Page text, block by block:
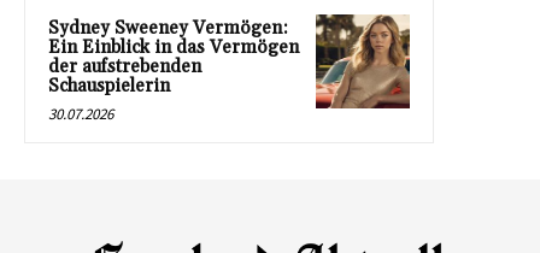
Sydney Sweeney Vermögen:
Ein Einblick in das Vermögen
der aufstrebenden
Schauspielerin
30.07.2026